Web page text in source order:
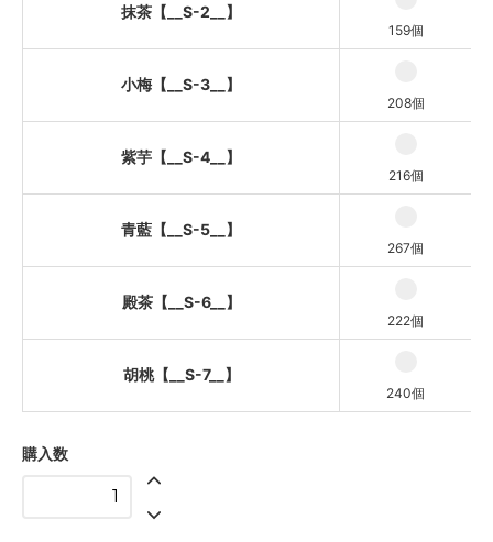
抹茶【__S-2__】
159個
小梅【__S-3__】
208個
紫芋【__S-4__】
216個
青藍【__S-5__】
267個
殿茶【__S-6__】
222個
胡桃【__S-7__】
240個
購入数